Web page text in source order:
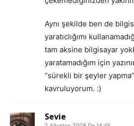
Aynı şekilde ben de
yaratıclığımı
tam aksine bilgisayar
yaratamadığım için
“sürekli bir şeyler
kavruluyorum. :)
Sevie